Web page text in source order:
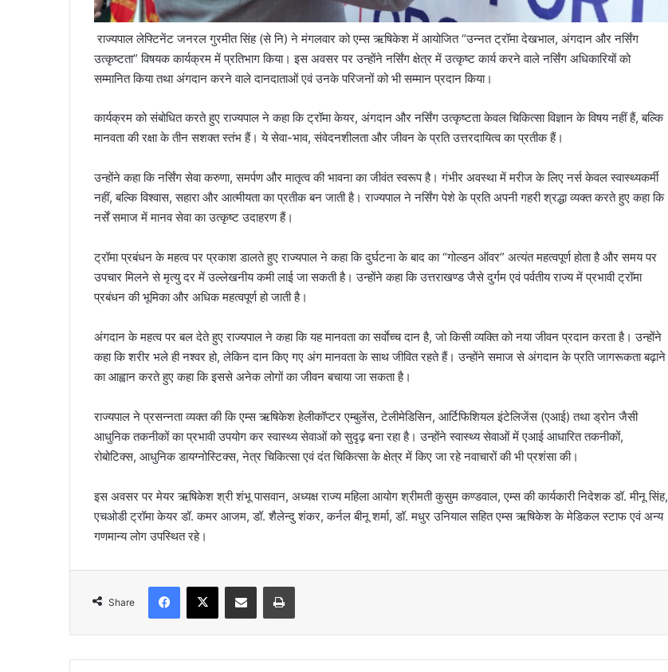
राज्यपाल लेफ्टिनेंट जनरल गुरमीत सिंह (से नि) ने मंगलवार को एम्स ऋषिकेश में आयोजित “उन्नत ट्रॉमा देखभाल, अंगदान और नर्सिंग
उत्कृष्टता” विषयक कार्यक्रम में प्रतिभाग किया। इस अवसर पर उन्होंने नर्सिंग क्षेत्र में उत्कृष्ट कार्य करने वाले नर्सिंग अधिकारियों को
सम्मानित किया तथा अंगदान करने वाले दानदाताओं एवं उनके परिजनों को भी सम्मान प्रदान किया।
कार्यक्रम को संबोधित करते हुए राज्यपाल ने कहा कि ट्रॉमा केयर, अंगदान और नर्सिंग उत्कृष्टता केवल चिकित्सा विज्ञान के विषय नहीं हैं, बल्कि
मानवता की रक्षा के तीन सशक्त स्तंभ हैं। ये सेवा-भाव, संवेदनशीलता और जीवन के प्रति उत्तरदायित्व का प्रतीक हैं।
उन्होंने कहा कि नर्सिंग सेवा करुणा, समर्पण और मातृत्व की भावना का जीवंत स्वरूप है। गंभीर अवस्था में मरीज के लिए नर्स केवल स्वास्थ्यकर्मी
नहीं, बल्कि विश्वास, सहारा और आत्मीयता का प्रतीक बन जाती है। राज्यपाल ने नर्सिंग पेशे के प्रति अपनी गहरी श्रद्धा व्यक्त करते हुए कहा कि
नर्सें समाज में मानव सेवा का उत्कृष्ट उदाहरण हैं।
ट्रॉमा प्रबंधन के महत्व पर प्रकाश डालते हुए राज्यपाल ने कहा कि दुर्घटना के बाद का “गोल्डन ऑवर” अत्यंत महत्वपूर्ण होता है और समय पर
उपचार मिलने से मृत्यु दर में उल्लेखनीय कमी लाई जा सकती है। उन्होंने कहा कि उत्तराखण्ड जैसे दुर्गम एवं पर्वतीय राज्य में प्रभावी ट्रॉमा
प्रबंधन की भूमिका और अधिक महत्वपूर्ण हो जाती है।
अंगदान के महत्व पर बल देते हुए राज्यपाल ने कहा कि यह मानवता का सर्वाेच्च दान है, जो किसी व्यक्ति को नया जीवन प्रदान करता है। उन्होंने
कहा कि शरीर भले ही नश्वर हो, लेकिन दान किए गए अंग मानवता के साथ जीवित रहते हैं। उन्होंने समाज से अंगदान के प्रति जागरूकता बढ़ाने
का आह्वान करते हुए कहा कि इससे अनेक लोगों का जीवन बचाया जा सकता है।
राज्यपाल ने प्रसन्नता व्यक्त की कि एम्स ऋषिकेश हेलीकॉप्टर एम्बुलेंस, टेलीमेडिसिन, आर्टिफिशियल इंटेलिजेंस (एआई) तथा ड्रोन जैसी
आधुनिक तकनीकों का प्रभावी उपयोग कर स्वास्थ्य सेवाओं को सुदृढ़ बना रहा है। उन्होंने स्वास्थ्य सेवाओं में एआई आधारित तकनीकों,
रोबोटिक्स, आधुनिक डायग्नोस्टिक्स, नेत्र चिकित्सा एवं दंत चिकित्सा के क्षेत्र में किए जा रहे नवाचारों की भी प्रशंसा की।
इस अवसर पर मेयर ऋषिकेश श्री शंभू पासवान, अध्यक्ष राज्य महिला आयोग श्रीमती कुसुम कण्डवाल, एम्स की कार्यकारी निदेशक डॉ. मीनू सिंह,
एचओडी ट्रॉमा केयर डॉ. कमर आजम, डॉ. शैलेन्दु शंकर, कर्नल बीनू शर्मा, डॉ. मधुर उनियाल सहित एम्स ऋषिकेश के मेडिकल स्टाफ एवं अन्य
गणमान्य लोग उपस्थित रहे।
Share